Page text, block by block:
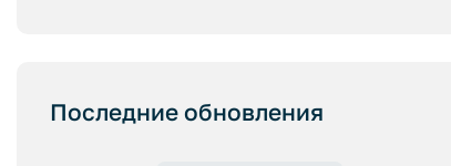
Последние обновления